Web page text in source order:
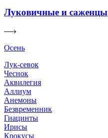
Луковичные и саженцы
Осень
Лук-севок
Чеснок
Аквилегия
Аллиум
Анемоны
Безвременник
Гиацинты
Ирисы
Крокусы